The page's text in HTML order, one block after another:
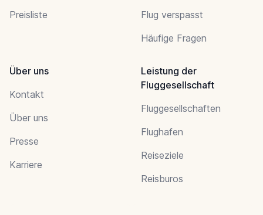
Preisliste
Flug verspasst
Häufige Fragen
Über uns
Kontakt
Über uns
Presse
Karriere
Leistung der
Fluggesellschaft
Fluggesellschaften
Flughafen
Reiseziele
Reisburos